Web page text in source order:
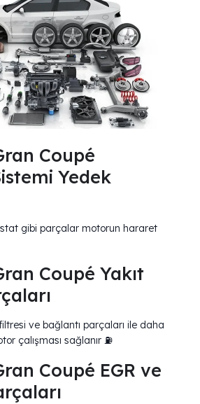
Coupé
Yedek
gibi parçalar motorun hararet
Coupé Yakıt
ve bağlantı parçaları ile daha
çalışması sağlanır ⛽
Coupé EGR ve